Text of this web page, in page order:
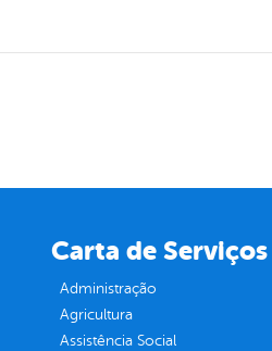
Carta de Serviços
Administração
Agricultura
Assistência Social